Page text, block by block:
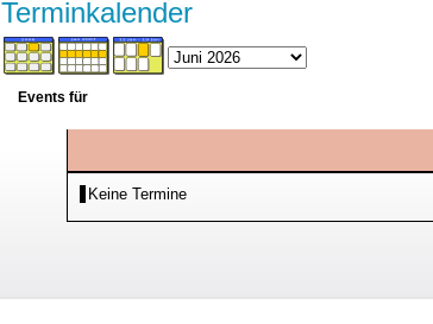
Terminkalender
Events für
Keine Termine